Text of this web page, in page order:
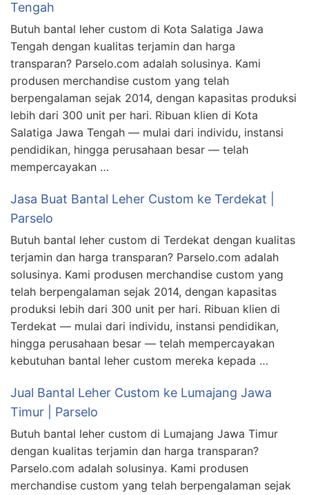
Tengah
Butuh bantal leher custom di Kota Salatiga Jawa
Tengah dengan kualitas terjamin dan harga
transparan? Parselo.com adalah solusinya. Kami
produsen merchandise custom yang telah
berpengalaman sejak 2014, dengan kapasitas produksi
lebih dari 300 unit per hari. Ribuan klien di Kota
Salatiga Jawa Tengah — mulai dari individu, instansi
pendidikan, hingga perusahaan besar — telah
mempercayakan …
Jasa Buat Bantal Leher Custom ke Terdekat |
Parselo
Butuh bantal leher custom di Terdekat dengan kualitas
terjamin dan harga transparan? Parselo.com adalah
solusinya. Kami produsen merchandise custom yang
telah berpengalaman sejak 2014, dengan kapasitas
produksi lebih dari 300 unit per hari. Ribuan klien di
Terdekat — mulai dari individu, instansi pendidikan,
hingga perusahaan besar — telah mempercayakan
kebutuhan bantal leher custom mereka kepada …
Jual Bantal Leher Custom ke Lumajang Jawa
Timur | Parselo
Butuh bantal leher custom di Lumajang Jawa Timur
dengan kualitas terjamin dan harga transparan?
Parselo.com adalah solusinya. Kami produsen
merchandise custom yang telah berpengalaman sejak